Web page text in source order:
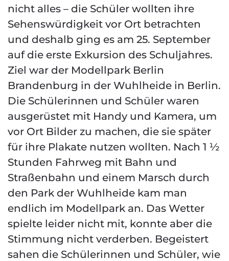
nicht alles – die Schüler wollten ihre
Sehenswürdigkeit vor Ort betrachten
und deshalb ging es am 25. September
auf die erste Exkursion des Schuljahres.
Ziel war der Modellpark Berlin
Brandenburg in der Wuhlheide in Berlin.
Die Schülerinnen und Schüler waren
ausgerüstet mit Handy und Kamera, um
vor Ort Bilder zu machen, die sie später
für ihre Plakate nutzen wollten. Nach 1 ½
Stunden Fahrweg mit Bahn und
Straßenbahn und einem Marsch durch
den Park der Wuhlheide kam man
endlich im Modellpark an. Das Wetter
spielte leider nicht mit, konnte aber die
Stimmung nicht verderben. Begeistert
sahen die Schülerinnen und Schüler, wie